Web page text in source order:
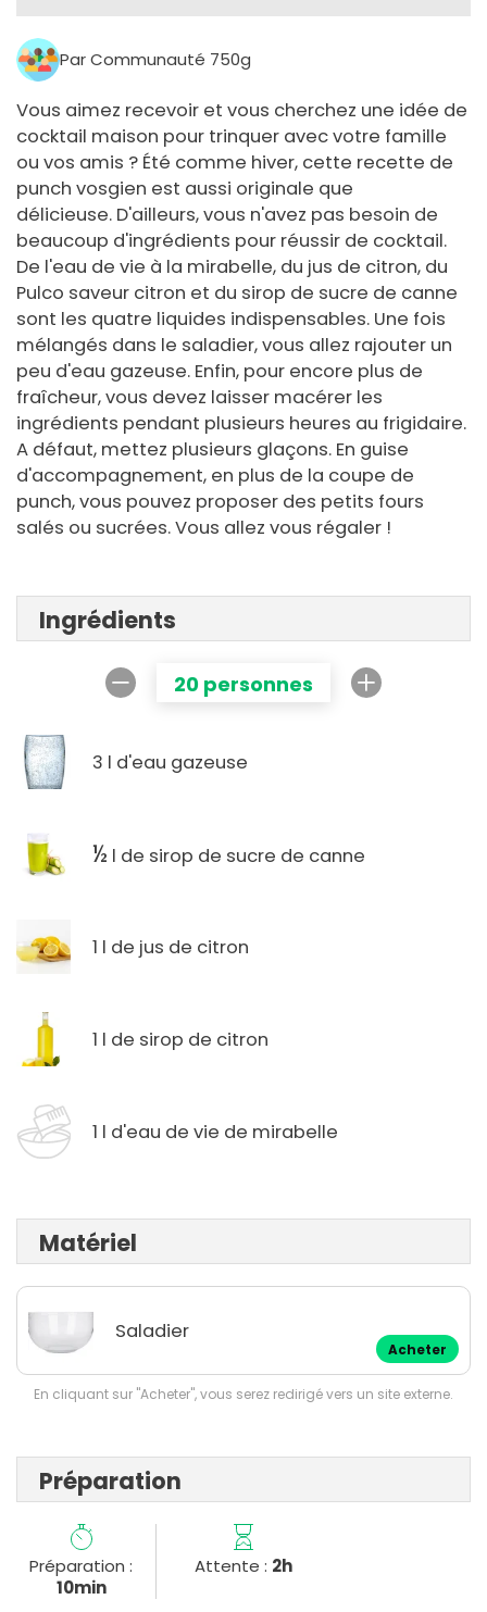
Par Communauté 750g
Vous aimez recevoir et vous cherchez une idée de
cocktail maison pour trinquer avec votre famille
ou vos amis ? Été comme hiver, cette recette de
punch vosgien est aussi originale que
délicieuse. D'ailleurs, vous n'avez pas besoin de
beaucoup d'ingrédients pour réussir de cocktail.
De l'eau de vie à la mirabelle, du jus de citron, du
Pulco saveur citron et du sirop de sucre de canne
sont les quatre liquides indispensables. Une fois
mélangés dans le saladier, vous allez rajouter un
peu d'eau gazeuse. Enfin, pour encore plus de
fraîcheur, vous devez laisser macérer les
ingrédients pendant plusieurs heures au frigidaire.
A défaut, mettez plusieurs glaçons. En guise
d'accompagnement, en plus de la coupe de
punch, vous pouvez proposer des petits fours
salés ou sucrées. Vous allez vous régaler !
Ingrédients
20 personnes
3 l d'eau gazeuse
½ l de sirop de sucre de canne
1 l de jus de citron
1 l de sirop de citron
1 l d'eau de vie de mirabelle
Matériel
Saladier
Acheter
En cliquant sur "Acheter", vous serez redirigé vers un site externe.
Préparation
Préparation :
10min
Attente : 2h